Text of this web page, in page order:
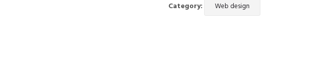
Category:
Web design